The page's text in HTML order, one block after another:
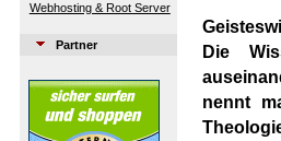
Webhosting & Root Server
Partner
Die
nennt